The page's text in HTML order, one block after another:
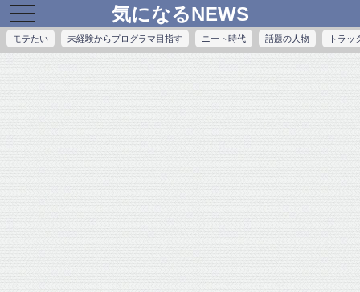
toggle
navigation
気になるNEWS
モテたい 未経験からプログラマ目指す ニート時代 話題の人物 トラッ